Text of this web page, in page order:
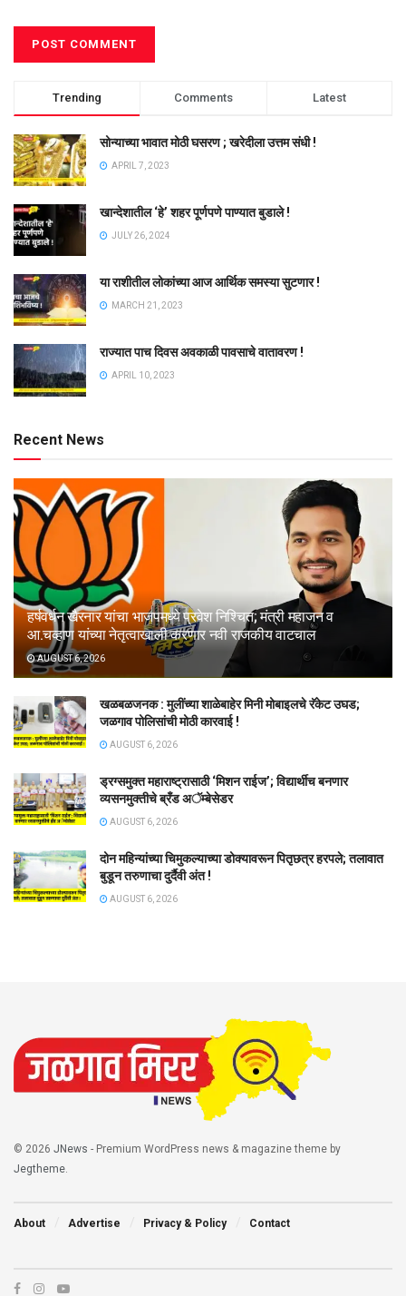
Trending Comments Latest
सोन्याच्या भावात मोठी घसरण ; खरेदीला उत्तम संधी !
APRIL 7, 2023
खान्देशातील ‘हे’ शहर पूर्णपणे पाण्यात बुडाले !
JULY 26, 2024
या राशीतील लोकांच्या आज आर्थिक समस्या सुटणार !
MARCH 21, 2023
राज्यात पाच दिवस अवकाळी पावसाचे वातावरण !
APRIL 10, 2023
Recent News
हर्षवर्धन खैरनार यांचा भाजपमध्ये प्रवेश निश्चित; मंत्री महाजन व
आ.चव्हाण यांच्या नेतृत्वाखाली करणार नवी राजकीय वाटचाल
AUGUST 6, 2026
खळबळजनक : मुलींच्या शाळेबाहेर मिनी मोबाइलचे रॅकेट उघड;
जळगाव पोलिसांची मोठी कारवाई !
AUGUST 6, 2026
ड्रग्समुक्त महाराष्ट्रासाठी ‘मिशन राईज’; विद्यार्थीच बनणार
व्यसनमुक्तीचे ब्रँड अॅम्बेसेडर
AUGUST 6, 2026
दोन महिन्यांच्या चिमुकल्याच्या डोक्यावरून पितृछत्र हरपले; तलावात
बुडून तरुणाचा दुर्दैवी अंत !
AUGUST 6, 2026
© 2026 JNews - Premium WordPress news & magazine theme by
Jegtheme
About Advertise Privacy & Policy Contact